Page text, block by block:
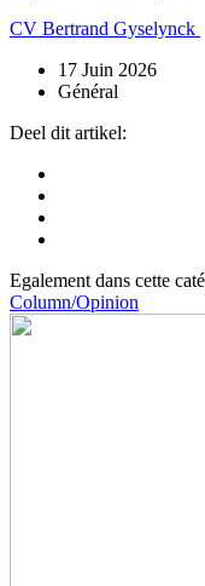
CV Bertrand Gyselynck
17 Juin 2026
Général
Deel dit artikel:
Egalement dans cette
Column/Opinion